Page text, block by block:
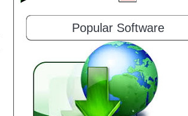
Popular Software